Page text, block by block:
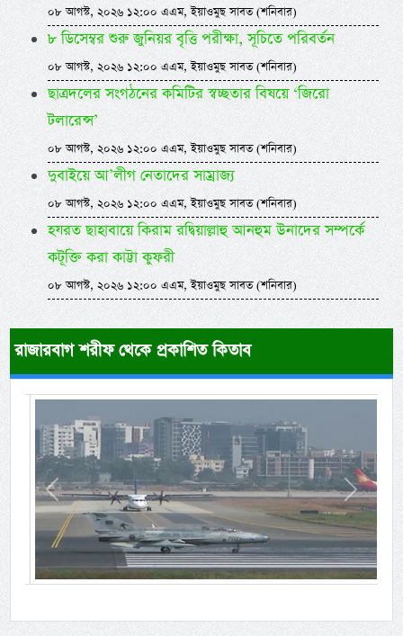
০৮ আগস্ট, ২০২৬ ১২:০০ এএম, ইয়াওমুছ সাবত (শনিবার)
৮ ডিসেম্বর শুরু জুনিয়র বৃত্তি পরীক্ষা, সূচিতে পরিবর্তন
০৮ আগস্ট, ২০২৬ ১২:০০ এএম, ইয়াওমুছ সাবত (শনিবার)
ছাত্রদলের সংগঠনের কমিটির স্বচ্ছতার বিষয়ে ‘জিরো
টলারেন্স’
০৮ আগস্ট, ২০২৬ ১২:০০ এএম, ইয়াওমুছ সাবত (শনিবার)
দুবাইয়ে আ’লীগ নেতাদের সাম্রাজ্য
০৮ আগস্ট, ২০২৬ ১২:০০ এএম, ইয়াওমুছ সাবত (শনিবার)
হযরত ছাহাবায়ে কিরাম রদ্বিয়াল্লাহু আনহুম উনাদের সম্পর্কে
কটূক্তি করা কাট্টা কুফরী
০৮ আগস্ট, ২০২৬ ১২:০০ এএম, ইয়াওমুছ সাবত (শনিবার)
রাজারবাগ শরীফ থেকে প্রকাশিত কিতাব
Previous Next